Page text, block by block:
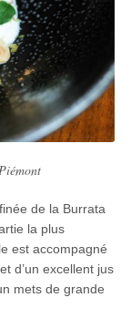
de la Burrata
la plus
est accompagné
d’un excellent jus
mets de grande